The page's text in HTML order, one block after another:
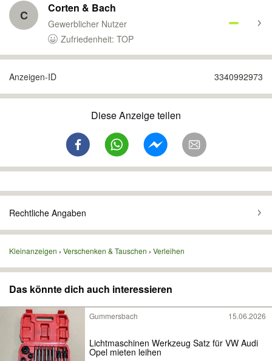
C Corten & Bach
Gewerblicher Nutzer
Zufriedenheit: TOP
Anzeigen-ID 3340992973
Diese Anzeige teilen
Rechtliche Angaben
Kleinanzeigen Verschenken & Tauschen Verleihen
Das könnte dich auch interessieren
Gummersbach 15.06.2026
Lichtmaschinen Werkzeug Satz für VW Audi
Opel mieten leihen